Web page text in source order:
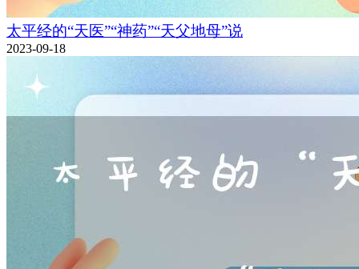
太平经的“天医”“神药”“天父地母”说
2023-09-18